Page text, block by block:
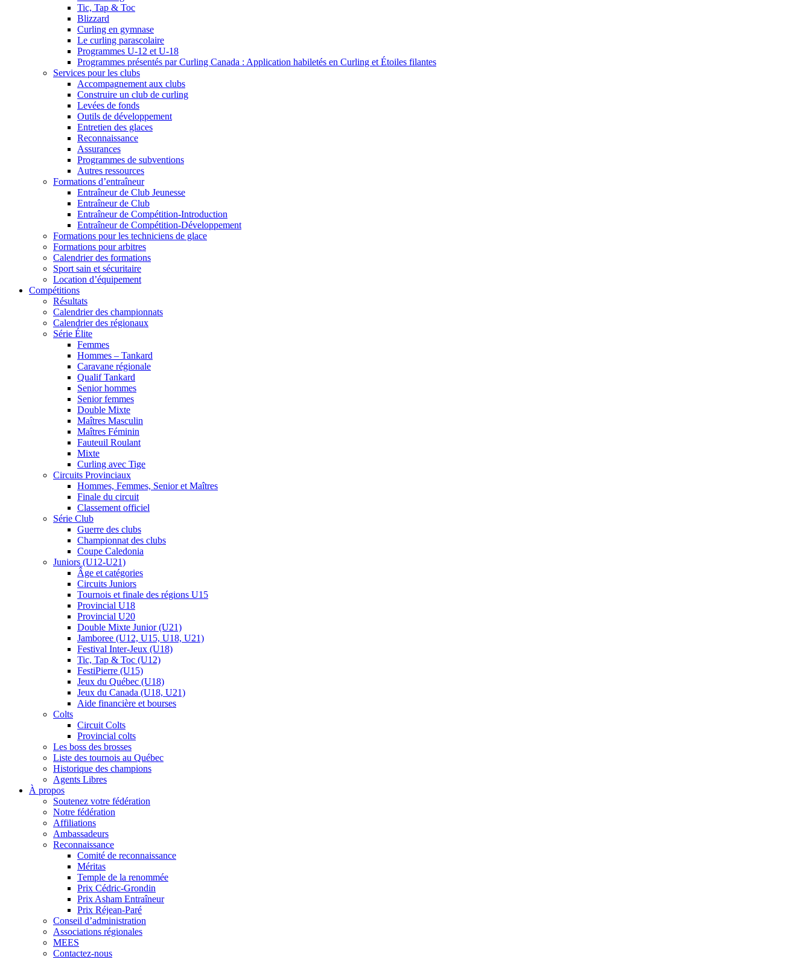
Tic, Tap & Toc
Blizzard
Curling en gymnase
Le curling parascolaire
Programmes U-12 et U-18
Programmes présentés par Curling Canada : Application habiletés en Curling et Étoiles filantes
Services pour les clubs
Accompagnement aux clubs
Construire un club de curling
Levées de fonds
Outils de développement
Entretien des glaces
Reconnaissance
Assurances
Programmes de subventions
Autres ressources
Formations d’entraîneur
Entraîneur de Club Jeunesse
Entraîneur de Club
Entraîneur de Compétition-Introduction
Entraîneur de Compétition-Développement
Formations pour les techniciens de glace
Formations pour arbitres
Calendrier des formations
Sport sain et sécuritaire
Location d’équipement
Compétitions
Résultats
Calendrier des championnats
Calendrier des régionaux
Série Élite
Femmes
Hommes – Tankard
Caravane régionale
Qualif Tankard
Senior hommes
Senior femmes
Double Mixte
Maîtres Masculin
Maîtres Féminin
Fauteuil Roulant
Mixte
Curling avec Tige
Circuits Provinciaux
Hommes, Femmes, Senior et Maîtres
Finale du circuit
Classement officiel
Série Club
Guerre des clubs
Championnat des clubs
Coupe Caledonia
Juniors (U12-U21)
Âge et catégories
Circuits Juniors
Tournois et finale des régions U15
Provincial U18
Provincial U20
Double Mixte Junior (U21)
Jamboree (U12, U15, U18, U21)
Festival Inter-Jeux (U18)
Tic, Tap & Toc (U12)
FestiPierre (U15)
Jeux du Québec (U18)
Jeux du Canada (U18, U21)
Aide financière et bourses
Colts
Circuit Colts
Provincial colts
Les boss des brosses
Liste des tournois au Québec
Historique des champions
Agents Libres
À propos
Soutenez votre fédération
Notre fédération
Affiliations
Ambassadeurs
Reconnaissance
Comité de reconnaissance
Méritas
Temple de la renommée
Prix Cédric-Grondin
Prix Asham Entraîneur
Prix Réjean-Paré
Conseil d’administration
Associations régionales
MEES
Contactez-nous